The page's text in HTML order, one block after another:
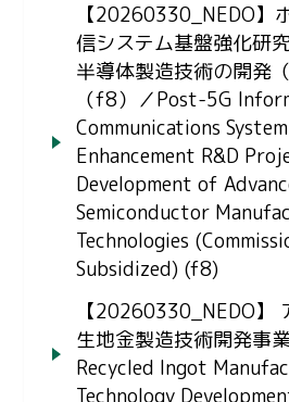
【20260330_NEDO】
信システム基盤強化研
半導体製造技術の開発
（f8）／Post-5G
Communications
Enhancement R&D
Development of
Semiconductor
Technologies
Subsidized) (f8)
【20260330_NEDO】
生地金製造技術開発事
Recycled Ingot
Technology